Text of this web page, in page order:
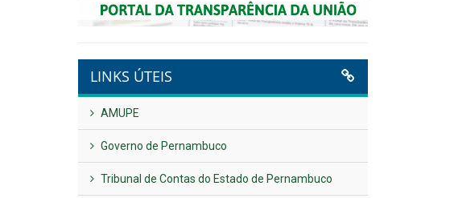
LINKS ÚTEIS
AMUPE
Governo de Pernambuco
Tribunal de Contas do Estado de Pernambuco